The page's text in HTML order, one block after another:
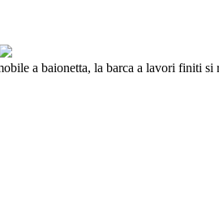
a baionetta, la barca a lavori finiti si